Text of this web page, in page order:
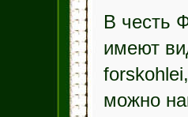
В честь
имеют
можно